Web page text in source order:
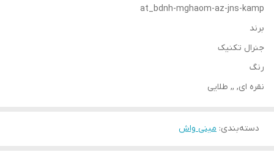
at_bdnh-mghaom-az-jns-kamp
برند
جنرال تکنیک
رنگ
نقره ای, ,, طلایی
دسته‌بندی: مینی واش